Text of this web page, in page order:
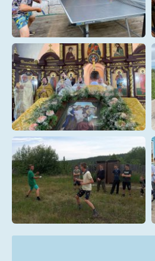
LLnADi5huzg
qnYiwK9qXBY
U7h1gPwnzWI